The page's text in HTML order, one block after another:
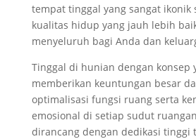
tempat tinggal yang sangat ikonik
kualitas hidup yang jauh lebih
menyeluruh bagi Anda dan
Tinggal di hunian dengan konsep
memberikan keuntungan besar
optimalisasi fungsi ruang serta
emosional di setiap sudut
dirancang dengan dedikasi tinggi